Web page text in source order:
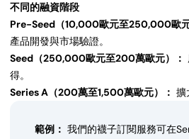
不同的融資階段
Pre-Seed（10,000歐元至250,000歐元
產品開發與市場驗證。
Seed（250,000歐元至200萬歐元）：
得。
Series A（200萬至1,500萬歐元）： 擴
範例： 我們的襪子訂閱服務可在